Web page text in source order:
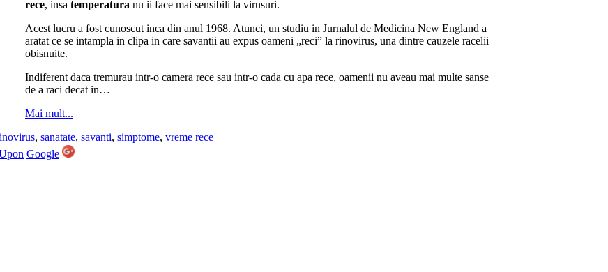
rece, insa temperatura nu ii face mai sensibili la virusuri.
Acest lucru a fost cunoscut inca din anul 1968. Atunci, un studiu in Jurnalul de Medicina New England a
aratat ce se intampla in clipa in care savantii au expus oameni „reci” la rinovirus, una dintre cauzele racelii
obisnuite.
Indiferent daca tremurau intr-o camera rece sau intr-o cada cu apa rece, oamenii nu aveau mai multe sanse
de a raci decat in…
Mai mult...
, sanatate, savanti, simptome, vreme rece
Google